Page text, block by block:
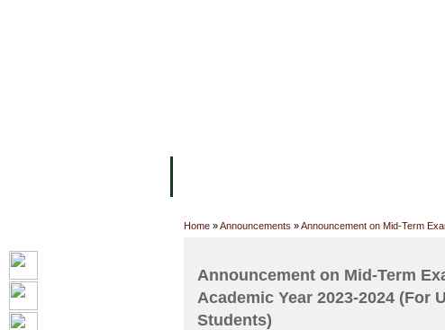
Home »Announcements »Announcement on Mid-Term
Announcement on Mid-Term
Academic Year 2023-2024 (For
Students)